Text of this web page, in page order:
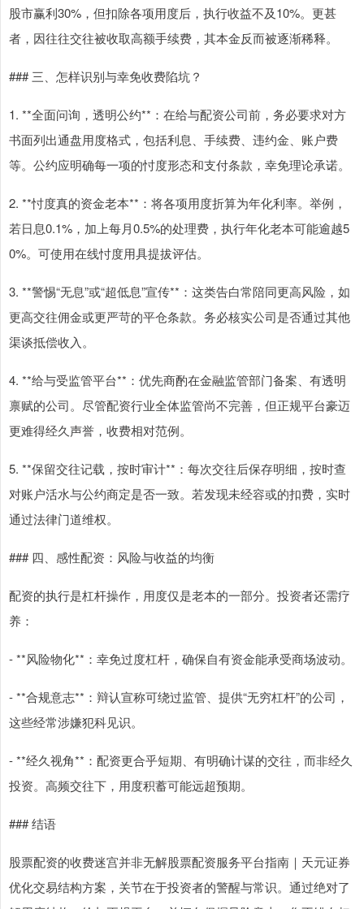
股市赢利30%，但扣除各项用度后，执行收益不及10%。更甚
者，因往往交往被收取高额手续费，其本金反而被逐渐稀释。
### 三、怎样识别与幸免收费陷坑？
1. **全面问询，透明公约**：在给与配资公司前，务必要求对方
书面列出通盘用度格式，包括利息、手续费、违约金、账户费
等。公约应明确每一项的忖度形态和支付条款，幸免理论承诺。
2. **忖度真的资金老本**：将各项用度折算为年化利率。举例，
若日息0.1%，加上每月0.5%的处理费，执行年化老本可能逾越5
0%。可使用在线忖度用具提拔评估。
3. **警惕“无息”或“超低息”宣传**：这类告白常陪同更高风险，如
更高交往佣金或更严苛的平仓条款。务必核实公司是否通过其他
渠谈抵偿收入。
4. **给与受监管平台**：优先商酌在金融监管部门备案、有透明
禀赋的公司。尽管配资行业全体监管尚不完善，但正规平台豪迈
更难得经久声誉，收费相对范例。
5. **保留交往记载，按时审计**：每次交往后保存明细，按时查
对账户活水与公约商定是否一致。若发现未经容或的扣费，实时
通过法律门道维权。
### 四、感性配资：风险与收益的均衡
配资的执行是杠杆操作，用度仅是老本的一部分。投资者还需疗
养：
- **风险物化**：幸免过度杠杆，确保自有资金能承受商场波动。
- **合规意志**：辩认宣称可绕过监管、提供“无穷杠杆”的公司，
这些经常涉嫌犯科见识。
- **经久视角**：配资更合乎短期、有明确计谋的交往，而非经久
投资。高频交往下，用度积蓄可能远超预期。
### 结语
股票配资的收费迷宫并非无解股票配资服务平台指南｜天元证券
优化交易结构方案，关节在于投资者的警醒与常识。通过绝对了